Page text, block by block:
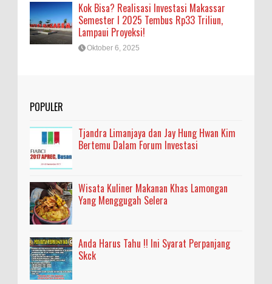
Kok Bisa? Realisasi Investasi Makassar
Semester I 2025 Tembus Rp33 Triliun,
Lampaui Proyeksi!
Oktober 6, 2025
POPULER
Tjandra Limanjaya dan Jay Hung Hwan Kim
Bertemu Dalam Forum Investasi
Wisata Kuliner Makanan Khas Lamongan
Yang Menggugah Selera
Anda Harus Tahu !! Ini Syarat Perpanjang
Skck